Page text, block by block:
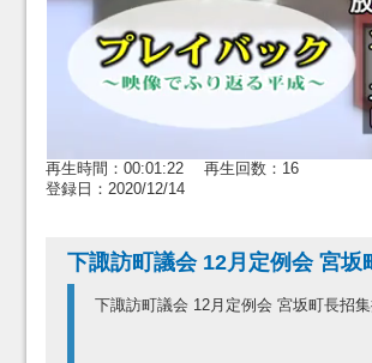
再生時間：00:01:22 再生回数：16
登録日：2020/12/14
下諏訪町議会 12月定例会 宮坂
下諏訪町議会 12月定例会 宮坂町長招